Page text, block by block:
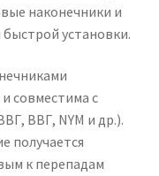
наконечники и
установки.
совместима с
ВВГ, NYM и др.).
получается
к перепадам